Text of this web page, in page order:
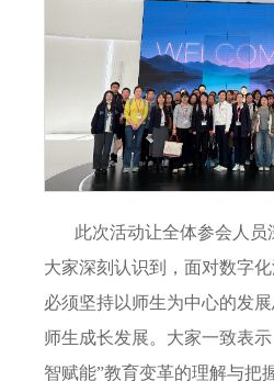
此次活动让全体参会人员
大家深刻认识到，面对数字
必须坚持以师生为中心的发
师生成长发展。大家一致表
智赋能”教育变革的理解与把